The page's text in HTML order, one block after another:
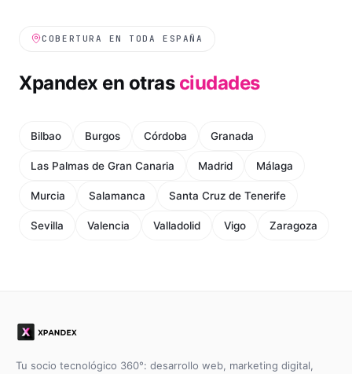
COBERTURA EN TODA ESPAÑA
Xpandex en otras ciudades
Bilbao Burgos Córdoba Granada
Las Palmas de Gran Canaria Madrid Málaga
Murcia Salamanca Santa Cruz de Tenerife
Sevilla Valencia Valladolid Vigo Zaragoza
Tu socio tecnológico 360°: desarrollo web, marketing digital,